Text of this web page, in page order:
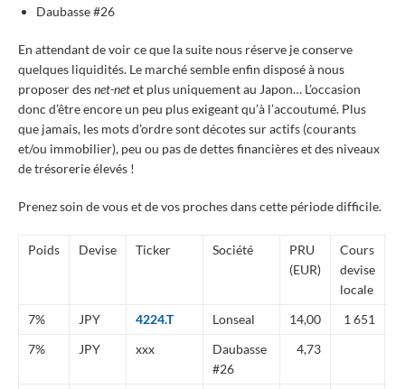
Daubasse #26
En attendant de voir ce que la suite nous réserve je conserve
quelques liquidités. Le marché semble enfin disposé à nous
proposer desnet-netet plus uniquement au Japon… L’occasion
donc d’être encore un peu plus exigeant qu’à l’accoutumé. Plus
que jamais, les mots d’ordre sont décotes sur actifs (courants
et/ou immobilier), peu ou pas de dettes financières et des niveaux
de trésorerie élevés !
Prenez soin de vous et de vos proches dans cette période difficile.
Poids Devise Ticker Société
PRU
(EUR)
Cours
devise
locale
7% JPY 4224.T Lonseal 14,00 1 651
7%
JPY xxx
Daubasse
#26
4,73